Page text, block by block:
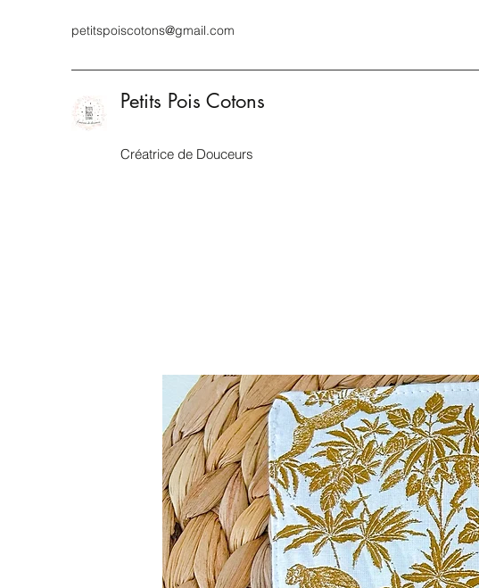
petitspoiscotons@gmail.com
Petits Pois Cotons
Créatrice de Douceurs